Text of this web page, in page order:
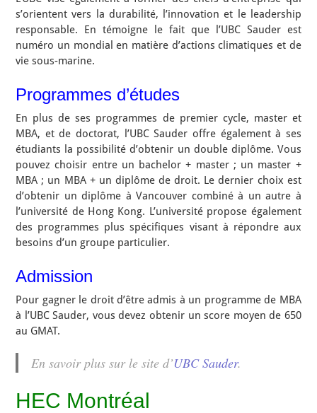
s’orientent vers la durabilité, l’innovation et le leadership
responsable. En témoigne le fait que l’UBC Sauder est
numéro un mondial en matière d’actions climatiques et de
vie sous-marine.
Programmes d’études
En plus de ses programmes de premier cycle, master et
MBA, et de doctorat, l’UBC Sauder offre également à ses
étudiants la possibilité d’obtenir un double diplôme. Vous
pouvez choisir entre un bachelor + master ; un master +
MBA ; un MBA + un diplôme de droit. Le dernier choix est
d’obtenir un diplôme à Vancouver combiné à un autre à
l’université de Hong Kong. L’université propose également
des programmes plus spécifiques visant à répondre aux
besoins d’un groupe particulier.
Admission
Pour gagner le droit d’être admis à un programme de MBA
à l’UBC Sauder, vous devez obtenir un score moyen de 650
au GMAT.
En savoir plus sur le site d’UBC Sauder.
HEC Montréal